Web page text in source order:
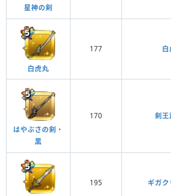
星神の剣
白虎丸
177 白
はやぶさの剣・
黒
170 剣王
195 ギガク